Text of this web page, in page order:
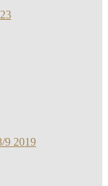
9 2019